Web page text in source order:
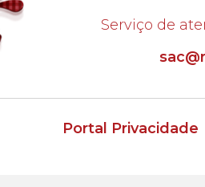
Serviço de
Portal Privacidade